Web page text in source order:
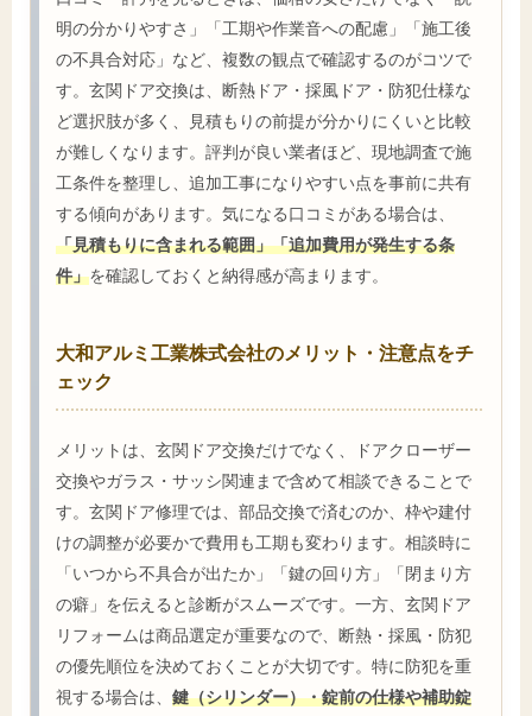
明の分かりやすさ」「工期や作業音への配慮」「施工後
の不具合対応」など、複数の観点で確認するのがコツで
す。玄関ドア交換は、断熱ドア・採風ドア・防犯仕様な
ど選択肢が多く、見積もりの前提が分かりにくいと比較
が難しくなります。評判が良い業者ほど、現地調査で施
工条件を整理し、追加工事になりやすい点を事前に共有
する傾向があります。気になる口コミがある場合は、
「見積もりに含まれる範囲」「追加費用が発生する条
件」を確認しておくと納得感が高まります。
大和アルミ工業株式会社のメリット・注意点をチ
ェック
メリットは、玄関ドア交換だけでなく、ドアクローザー
交換やガラス・サッシ関連まで含めて相談できることで
す。玄関ドア修理では、部品交換で済むのか、枠や建付
けの調整が必要かで費用も工期も変わります。相談時に
「いつから不具合が出たか」「鍵の回り方」「閉まり方
の癖」を伝えると診断がスムーズです。一方、玄関ドア
リフォームは商品選定が重要なので、断熱・採風・防犯
の優先順位を決めておくことが大切です。特に防犯を重
視する場合は、 鍵（シリンダー）・錠前の仕様や補助錠